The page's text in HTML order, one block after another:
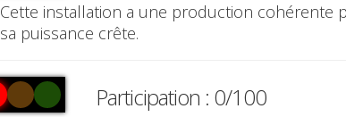
Cette installation a une production cohérente
sa puissance crête.
Participation : 0/100